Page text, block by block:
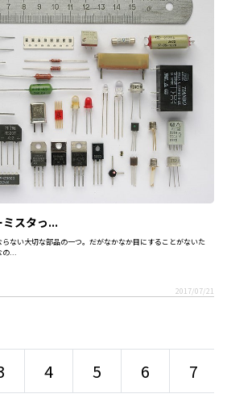
スタっ...
ない大切な部品の一つ。だがなかなか目にすることがないた
の...
2017/07/21
4 5 6 7